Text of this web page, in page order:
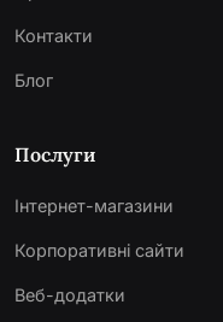
Контакти
Блог
Послуги
Інтернет-магазини
Корпоративні сайти
Веб-додатки